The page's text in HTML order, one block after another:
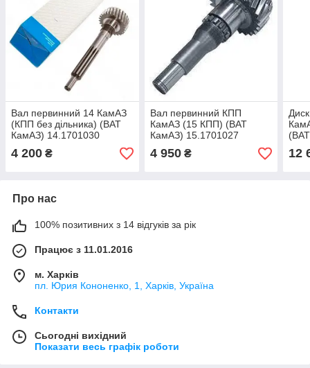
Вал первинний 14 КамАЗ
(КПП без дільника) (ВАТ
КамАЗ) 14.1701030
4 200 ₴
Вал первинний КПП
КамАЗ (15 КПП) (ВАТ
КамАЗ) 15.1701027
4 950₴
10
12
Про нас
100% позитивних з 14 відгуків за рік
Працює з 11.01.2016
м. Харків
пл. Юрия Кононенко, 1, Харків, Україна
Контакти
Сьогодні вихідний
Показати весь графік роботи